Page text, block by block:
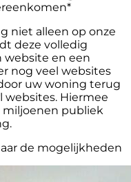
niet alleen op onze
deze volledig
website en een
nog veel websites
uw woning terug
websites. Hiermee
miljoenen publiek
de mogelijkheden